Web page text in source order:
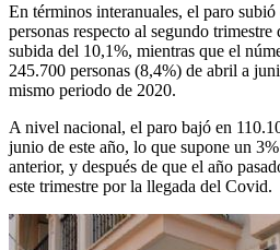
En términos interanuales, el paro
personas respecto al segundo
subida del 10,1%, mientras que el
245.700 personas (8,4%) de abril a
mismo periodo de 2020.
A nivel nacional, el paro bajó en
junio de este año, lo que supone un
anterior, y después de que el año
este trimestre por la llegada del Covid.